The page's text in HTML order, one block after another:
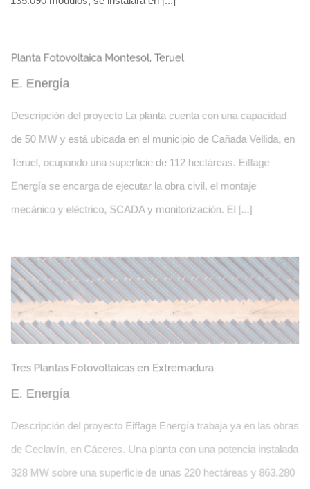
Tomas de recarga de vehículos eléctricas
en el nuevo Palacio de Justicia de Albacete
Dos Plantas Solares en Castilla-La
Mancha
Planta Fotovoltaica Montesol, Teruel
Planta Fotovoltaica Montesol, Teruel
E. Energía
Descripción del proyecto La planta cuenta con una capacidad
de 50 MW y está ubicada en el municipio de Cañada Vellida, en
Teruel, ocupando una superficie de 112 hectáreas. Eiffage
Energía se encarga de ejecutar la obra civil, el montaje
mecánico y eléctrico, SCADA y monitorización. El [...]
Tres Plantas Fotovoltaicas en Extremadura
E. Energía
Descripción del proyecto Eiffage Energía trabaja ya en las obras
de Ceclavín, en Cáceres. Una planta con una potencia instalada
328 MW sobre una superficie de unas 220 hectáreas y 863.280